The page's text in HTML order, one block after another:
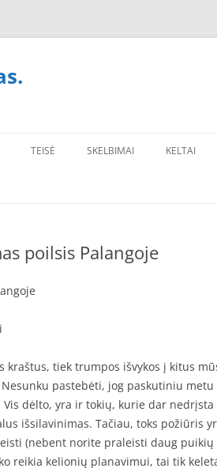
TEISĖ SKELBIMAI KELTAI
poilsis Palangoje
kraštus, tiek trumpos išvykos į kitus
pastebėti, jog paskutiniu metu
dėlto, yra ir tokių, kurie dar
išsilavinimas. Tačiau, toks požiūris
(nebent norite praleisti daug puikių
reikia kelionių planavimui, tai tik